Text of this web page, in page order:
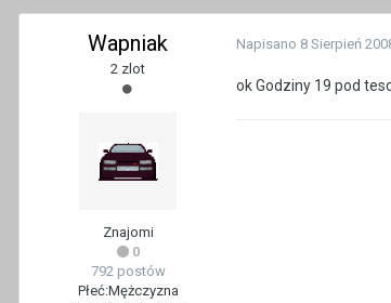
Wapniak
2 zlot
Znajomi
0
792 postów
Płeć:Mężczyzna
Napisano 8 Sierpień
ok Godziny 19 pod